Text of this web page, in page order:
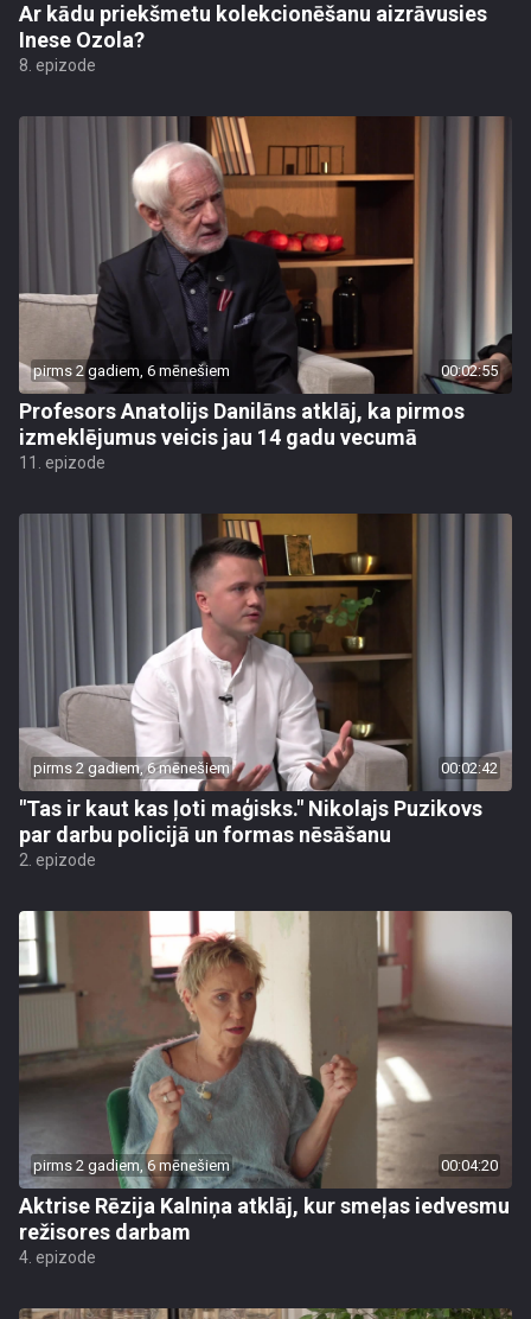
Ar kādu priekšmetu kolekcionēšanu aizrāvusies
Inese Ozola?
8. epizode
pirms 2 gadiem, 6 mēnešiem 00:02:55
Profesors Anatolijs Danilāns atklāj, ka pirmos
izmeklējumus veicis jau 14 gadu vecumā
11. epizode
pirms 2 gadiem, 6 mēnešiem 00:02:42
"Tas ir kaut kas ļoti maģisks." Nikolajs Puzikovs
par darbu policijā un formas nēsāšanu
2. epizode
pirms 2 gadiem, 6 mēnešiem 00:04:20
Aktrise Rēzija Kalniņa atklāj, kur smeļas iedvesmu
režisores darbam
4. epizode